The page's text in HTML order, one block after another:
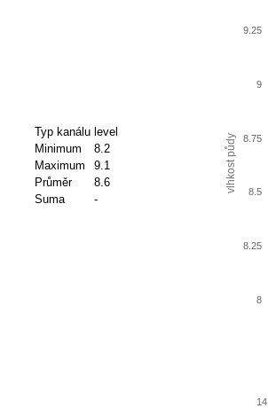
Typ kanálu level
Minimum
8.2
Maximum
9.1
Průměr
8.6
Suma
-
vlhkost půdy
8
9
8.25
8.5
8.75
9.25
14